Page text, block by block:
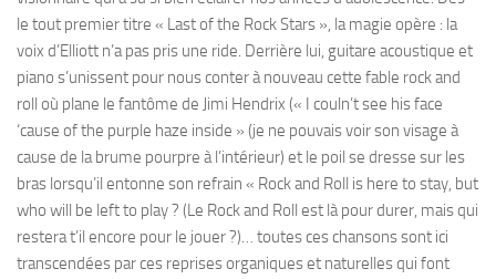
le tout premier titre « Last of the Rock Stars », la magie opère : la
voix d’Elliott n’a pas pris une ride. Derrière lui, guitare acoustique et
piano s’unissent pour nous conter à nouveau cette fable rock and
roll où plane le fantôme de Jimi Hendrix (« I couln’t see his face
‘cause of the purple haze inside » (je ne pouvais voir son visage à
cause de la brume pourpre à l’intérieur) et le poil se dresse sur les
bras lorsqu’il entonne son refrain « Rock and Roll is here to stay, but
who will be left to play ? (Le Rock and Roll est là pour durer, mais qui
restera t’il encore pour le jouer ?)… toutes ces chansons sont ici
transcendées par ces reprises organiques et naturelles qui font